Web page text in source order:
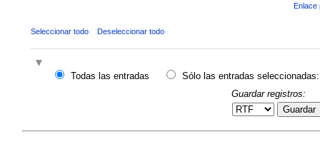
Enlace
Seleccionar todo Deseleccionar todo
Todas las entradas
Sólo las entradas seleccionadas:
Guardar registros:
Guardar